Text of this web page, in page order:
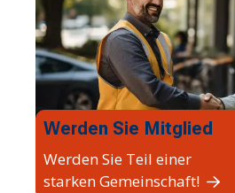
Werden Sie Mitglied
Werden Sie Teil einer
starken Gemeinschaft!